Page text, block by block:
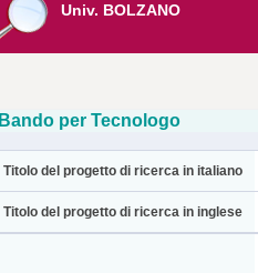
Univ. BOLZANO
Bando per Tecnologo
Titolo del progetto di ricerca in italiano
Titolo del progetto di ricerca in inglese